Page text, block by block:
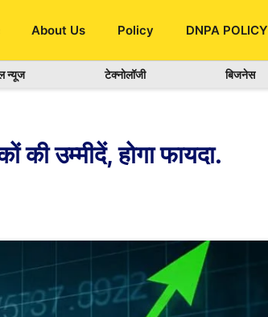
About Us Policy DNPA POLICY
न्यूज टेक्नोलॉजी बिजनेस
उम्मीदें, होगा फायदा.